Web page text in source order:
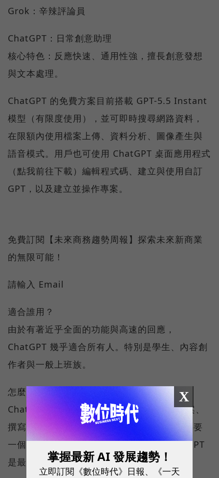
Grok：辛辣評論員
ChatGPT：日常創意助理
核心特色：反應快速、通用性強，擅長創意發想
與文本處理。
ChatGPT 的免費方案目前搭載 GPT-5.5 Instant
模型（有限度使用），並可即時搜尋網路資料，
在限額內使用檔案上傳、資料分析、圖像產生與
語音模式。用戶也可使用 ChatGPT 桌面應用程式
（點我前往下載）編輯程式碼、建立與使用自訂
GPT，以及建立並操作專案。
免費訂閱【未來商務趨勢周報】探索未來新商業
的無限可能！
請輸入 Email
適合誰用？
由於有著近乎全面的功能與高速的回應，
ChatGPT 幾乎適合所有人。特別是學生、內容創
作者與一般上班族。
怎麼用最好？
ChatGPT更適合需要快速腦力激盪、草擬文案、
撰寫信件或製作會議摘要等日常工作，若你需要
一個能處理各式基本任務的數位助理，ChatGPT
是最直覺的選擇。
X
掌握最新 AI 發展趨勢！
立即訂閱《數位時代》日報、《一天